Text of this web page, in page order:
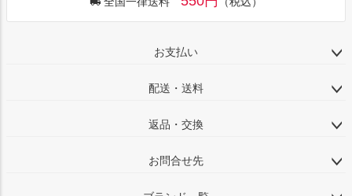
お支払い
配送・送料
返品・交換
お問合せ先